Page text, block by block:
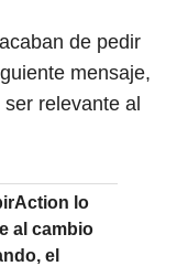
de pedir
mensaje,
relevante al
lo
al cambio
el